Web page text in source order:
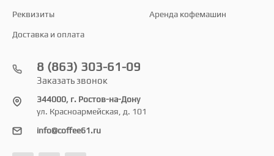
Реквизиты
Доставка и оплата
Аренда кофемашин
8 (863) 303-61-09
Заказать звонок
344000, г. Ростов-на-Дону
ул. Красноармейская, д. 101
info@coffee61.ru